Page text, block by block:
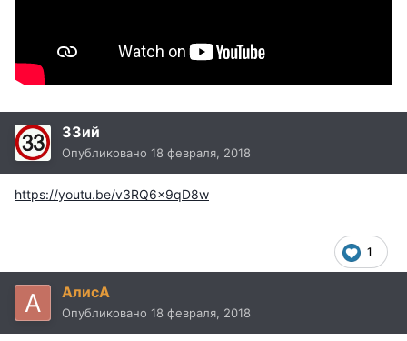
33ий
Опубликовано 18 февраля, 2018
https://youtu.be/v3RQ6x9qD8w
1
AлисA
Опубликовано 18 февраля, 2018